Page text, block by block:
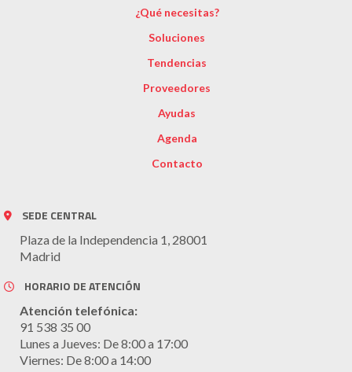
¿Qué necesitas?
Soluciones
Tendencias
Proveedores
Ayudas
Agenda
Contacto
SEDE CENTRAL
Plaza de la Independencia 1, 28001
Madrid
HORARIO DE ATENCIÓN
Atención telefónica:
91 538 35 00
Lunes a Jueves: De 8:00 a 17:00
Viernes: De 8:00 a 14:00